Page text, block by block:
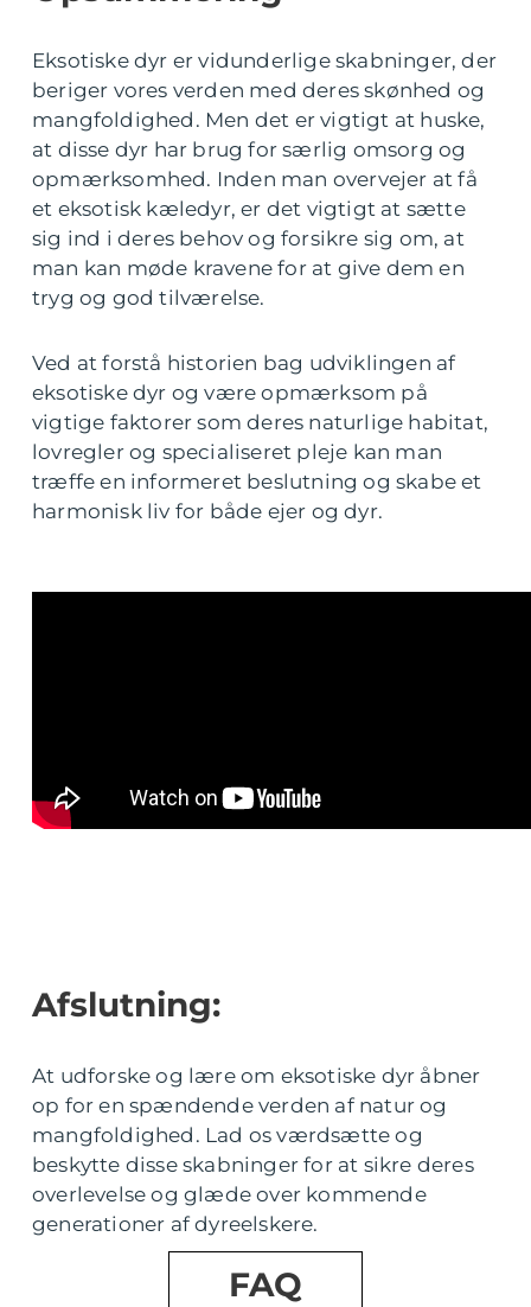
Eksotiske dyr er vidunderlige skabninger, der
beriger vores verden med deres skønhed og
mangfoldighed. Men det er vigtigt at huske,
at disse dyr har brug for særlig omsorg og
opmærksomhed. Inden man overvejer at få
et eksotisk kæledyr, er det vigtigt at sætte
sig ind i deres behov og forsikre sig om, at
man kan møde kravene for at give dem en
tryg og god tilværelse.
Ved at forstå historien bag udviklingen af
eksotiske dyr og være opmærksom på
vigtige faktorer som deres naturlige habitat,
lovregler og specialiseret pleje kan man
træffe en informeret beslutning og skabe et
harmonisk liv for både ejer og dyr.
Afslutning:
At udforske og lære om eksotiske dyr åbner
op for en spændende verden af natur og
mangfoldighed. Lad os værdsætte og
beskytte disse skabninger for at sikre deres
overlevelse og glæde over kommende
generationer af dyreelskere.
FAQ